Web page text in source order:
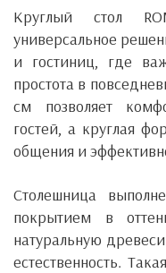
Круглый стол
универсальное
и гостиниц, где
простота в
см позволяет
гостей, а круглая
общения и
Столешница
покрытием в
натуральную
естественность.